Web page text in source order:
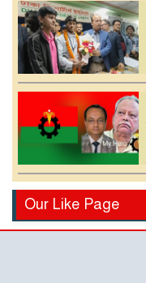
হোসেনের পুত্র
Our Like Page